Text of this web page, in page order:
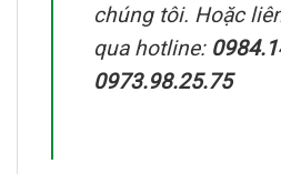
chúng tôi. Hoặc
qua hotline:
0973.98.25.75